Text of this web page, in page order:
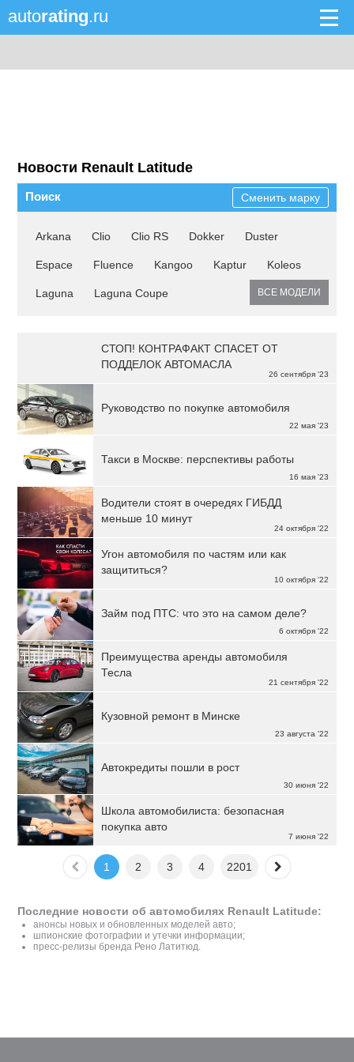
autorating.ru
Новости Renault Latitude
Поиск Сменить марку
Arkana Clio Clio RS Dokker Duster
Espace Fluence Kangoo Kaptur Koleos
Laguna Laguna Coupe ВСЕ МОДЕЛИ
26 сентября '23
СТОП! КОНТРАФАКТ СПАСЕТ ОТ
ПОДДЕЛОК АВТОМАСЛА
22 мая '23
Руководство по покупке автомобиля
16 мая '23
Такси в Москве: перспективы работы
24 октября '22
Водители стоят в очередях ГИБДД
меньше 10 минут
10 октября '22
Угон автомобиля по частям или как
защититься?
6 октября '22
Займ под ПТС: что это на самом деле?
21 сентября '22
Преимущества аренды автомобиля
Тесла
23 августа '22
Кузовной ремонт в Минске
30 июня '22
Автокредиты пошли в рост
7 июня '22
Школа автомобилиста: безопасная
покупка авто
1 2 3 4 2201
Последние новости об автомобилях Renault Latitude:
анонсы новых и обновленных моделей авто;
шпионские фотографии и утечки информации;
пресс-релизы бренда Рено Латитюд.